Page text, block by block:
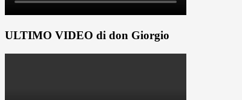
ULTIMO VIDEO di don Giorgio